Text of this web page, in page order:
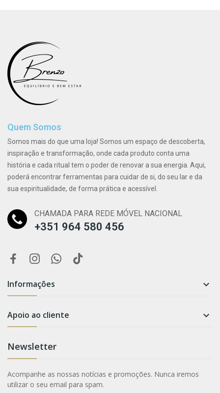
Quem Somos
Somos mais do que uma loja! Somos um espaço de descoberta,
inspiração e transformação, onde cada produto conta uma
história e cada ritual tem o poder de renovar a sua energia. Aqui,
poderá encontrar ferramentas para cuidar de si, do seu lar e da
sua espiritualidade, de forma prática e acessível.
CHAMADA PARA REDE MÓVEL NACIONAL
+351 964 580 456
Informações 
Apoio ao cliente 
Newsletter
Acompanhe as nossas notícias e promoções. Nunca iremos
utilizar o seu email para spam.